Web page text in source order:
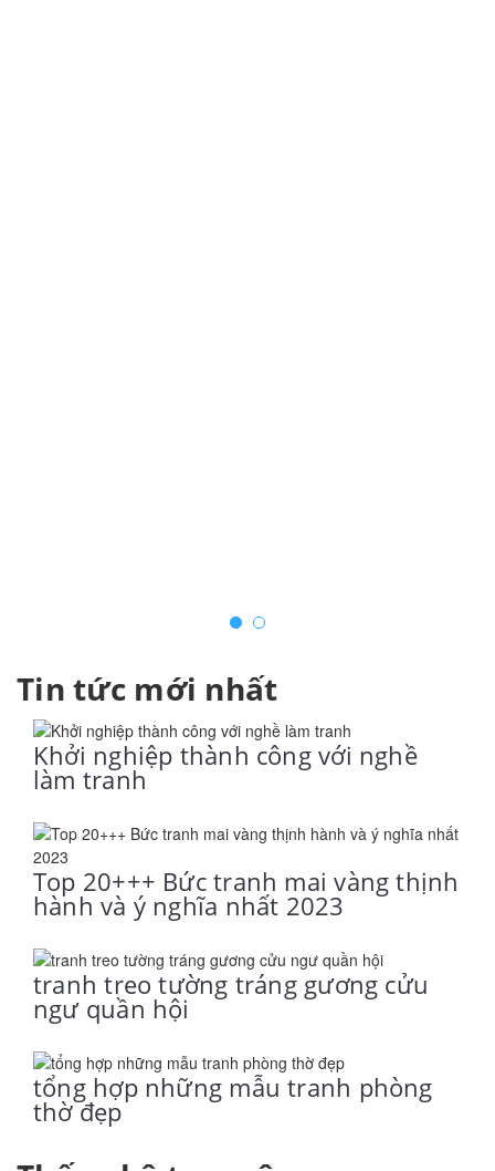
Tin tức mới nhất
Khởi nghiệp thành công với nghề
làm tranh
Top 20+++ Bức tranh mai vàng thịnh
hành và ý nghĩa nhất 2023
tranh treo tường tráng gương cửu
ngư quần hội
tổng hợp những mẫu tranh phòng
thờ đẹp